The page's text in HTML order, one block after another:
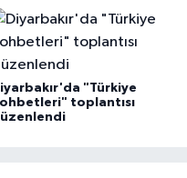
"Türkiye
toplantısı